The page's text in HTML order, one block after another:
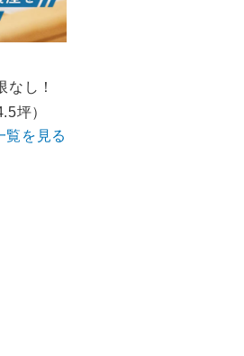
なし！
坪）
覧を見る